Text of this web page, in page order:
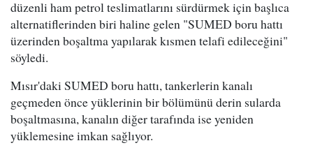
düzenli ham petrol teslimatlarını sürdürmek için başlıca
alternatiflerinden biri haline gelen "SUMED boru hattı
üzerinden boşaltma yapılarak kısmen telafi edileceğini"
söyledi.
Mısır'daki SUMED boru hattı, tankerlerin kanalı
geçmeden önce yüklerinin bir bölümünü derin sularda
boşaltmasına, kanalın diğer tarafında ise yeniden
yüklemesine imkan sağlıyor.